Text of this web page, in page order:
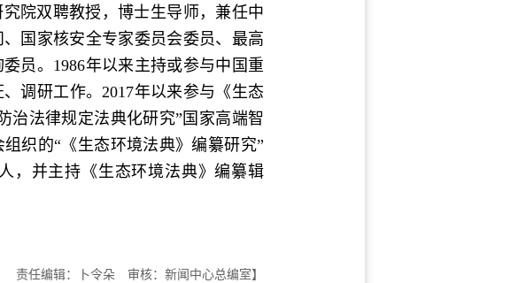
院双聘教授，博士生导师，兼任中
国家核安全专家委员会委员、最高
员。1986年以来主持或参与中国重
调研工作。2017年以来参与《生态
治法律规定法典化研究”国家高端智
织的“《生态环境法典》编纂研究”
，并主持《生态环境法典》编纂辑
责任编辑：卜令朵 审核：新闻中心总编室】